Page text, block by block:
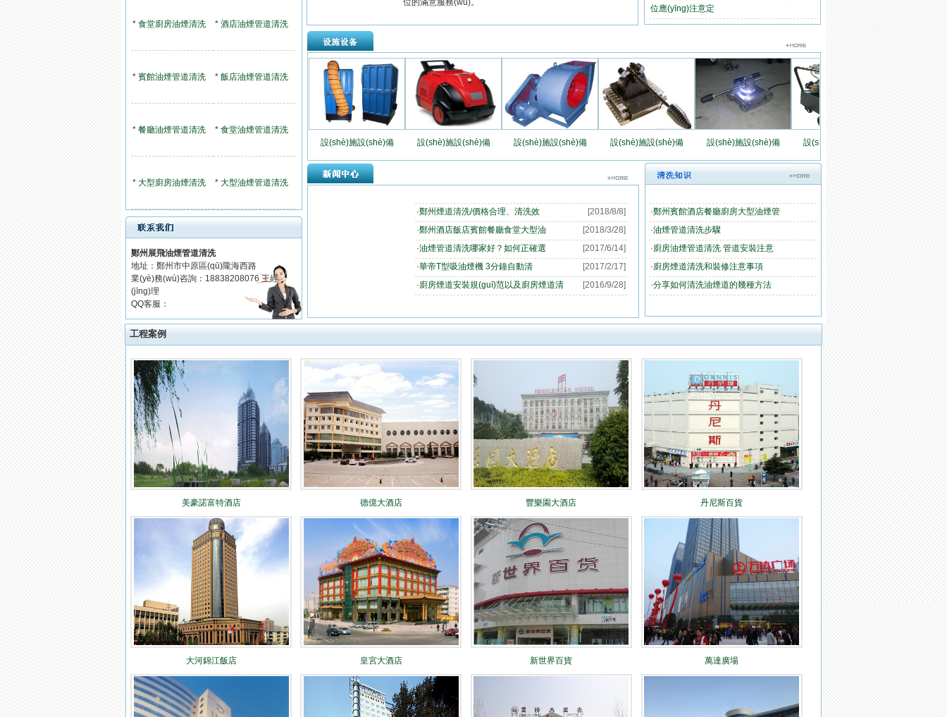
* 食堂廚房油煙清洗 * 酒店油煙管道清洗
* 賓館油煙管道清洗 * 飯店油煙管道清洗
* 餐廳油煙管道清洗 * 食堂油煙管道清洗
* 大型廚房油煙清洗 * 大型油煙管道清洗
鄭州展飛油煙管道清洗
地址：鄭州市中原區(qū)隴海西路
業(yè)務(wù)咨詢：18838208076 王經
(jīng)理
QQ客服：
位的滿意服務(wù)。
位應(yīng)注意定
設(shè)施設(shè)備 設(shè)施設(shè)備 設(shè)施設(shè)備 設(shè)施設(shè)備 設(shè)施設(shè)備 設(shè)施設(shè)備
·鄭州煙道清洗/價格合理、清洗效
[2018/8/8]
·鄭州酒店飯店賓館餐廳食堂大型油
[2018/3/28]
·油煙管道清洗哪家好？如何正確選
[2017/6/14]
·華帝T型吸油煙機 3分鐘自動清
[2017/2/17]
·廚房煙道安裝規(guī)范以及廚房煙道清 [2016/9/28]
·鄭州賓館酒店餐廳廚房大型油煙管
·油煙管道清洗步驟
·廚房油煙管道清洗 管道安裝注意
·廚房煙道清洗和裝修注意事項
·分享如何清洗油煙道的幾種方法
工程案例
美豪諾富特酒店 德億大酒店 豐樂園大酒店 丹尼斯百貨
大河錦江飯店 皇宮大酒店 新世界百貨 萬達廣場